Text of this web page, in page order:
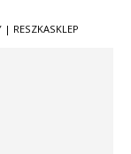
| RESZKASKLEP